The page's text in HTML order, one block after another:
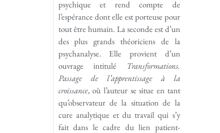
psychique et rend compte de
l’espérance dont elle est porteuse pour
tout être humain. La seconde est d’un
des plus grands théoriciens de la
psychanalyse. Elle provient d’un
ouvrage intitulé
Transformations.
Passage de l’apprentissage à la
croissance, où l’auteur se situe en tant
qu’observateur de la situation de la
cure analytique et du travail qui s’y
fait dans le cadre du lien patient-